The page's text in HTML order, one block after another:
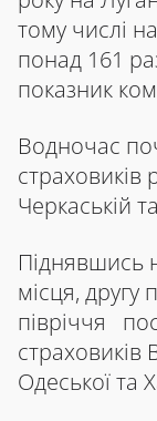
тому числі
понад 161
показник
Водночас
страховиків
Черкаській
Піднявшись
місця, другу
півріччя
страховиків
Одеської та